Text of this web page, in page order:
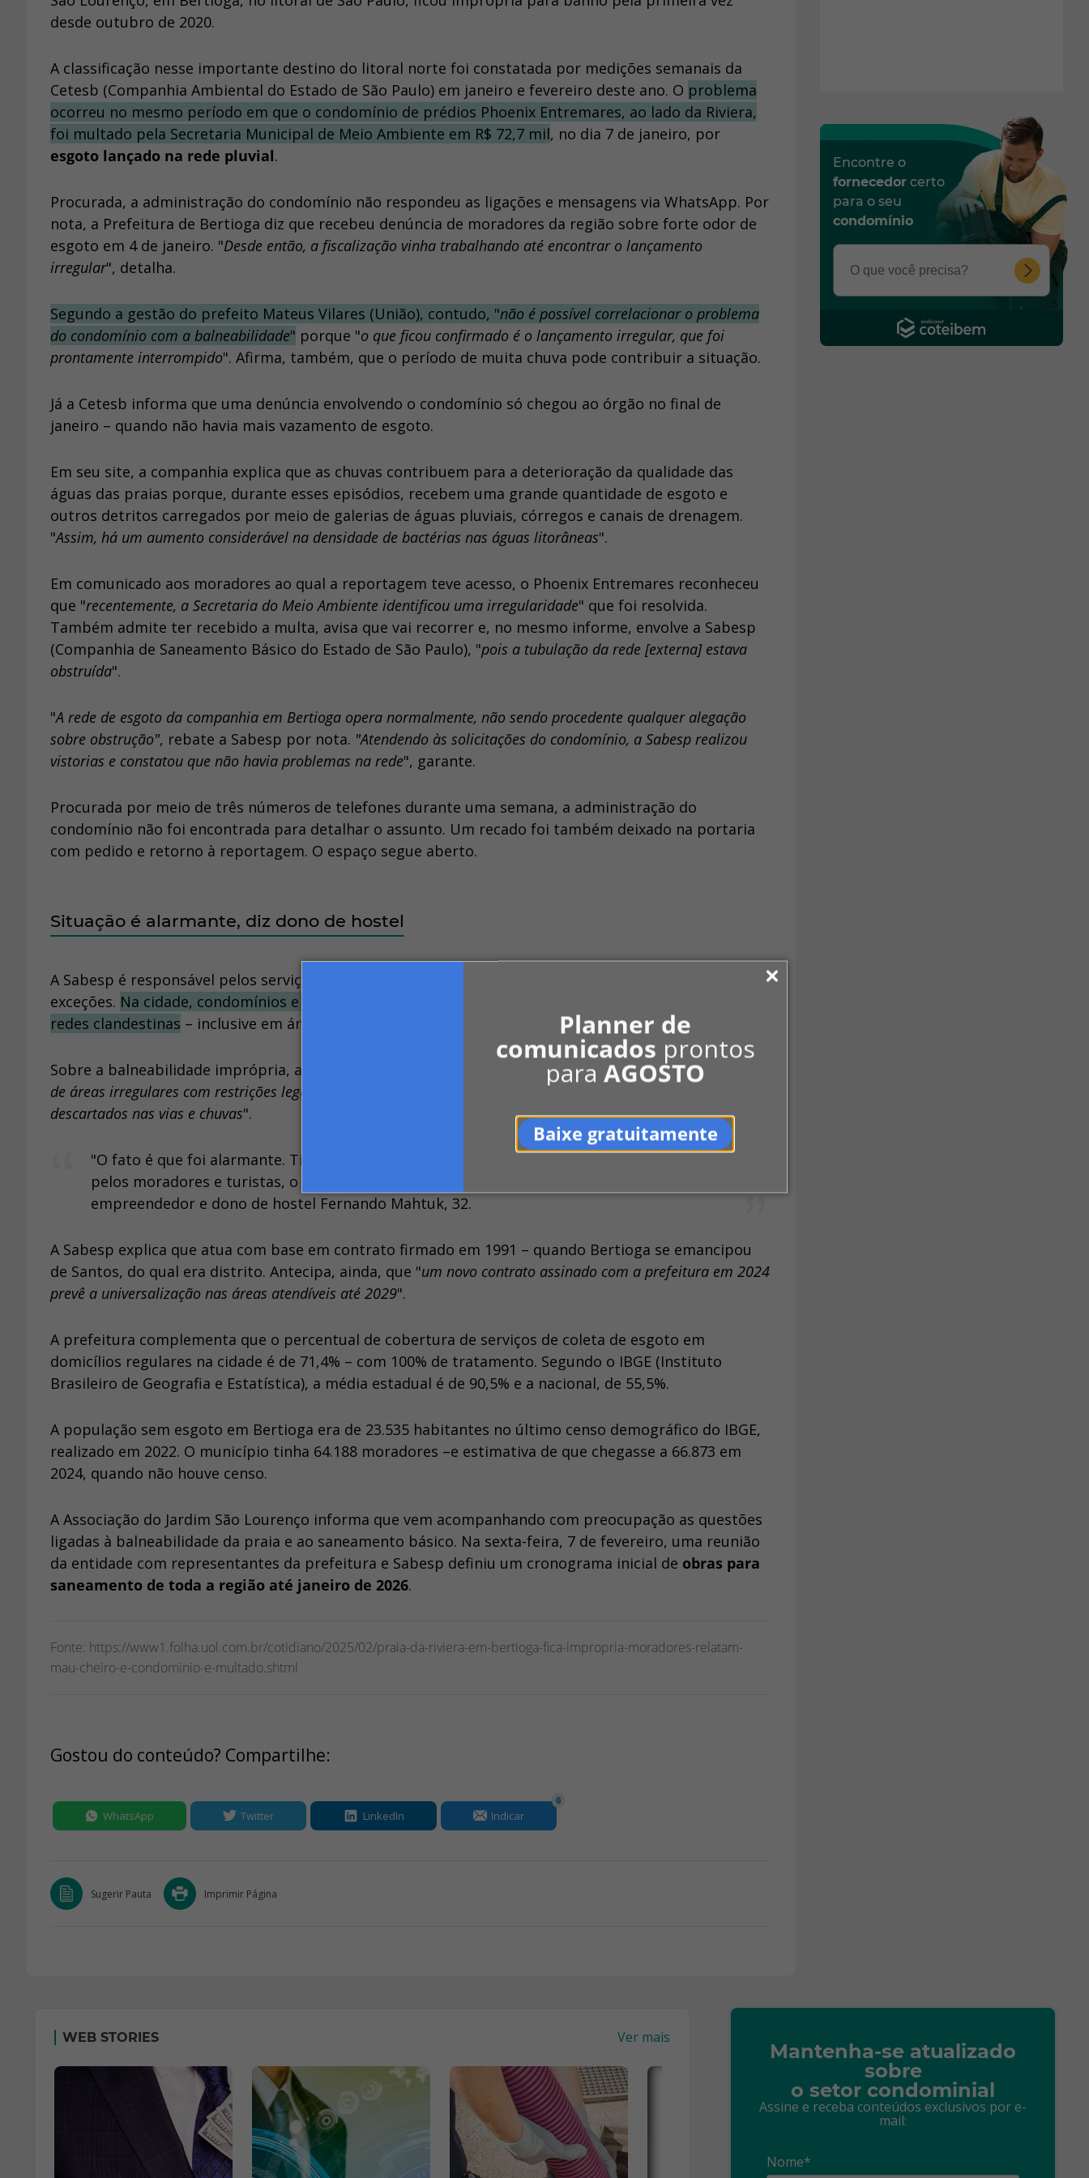
Planner de
comunicados prontos
paraAGOSTO
Baixe gratuitamente
desde outubro de 2020.
A classificação nesse importante destino do litoral norte foi constatada por medições semanais da
Cetesb (Companhia Ambiental do Estado de São Paulo) em janeiro e fevereiro deste ano. O problema
ocorreu no mesmo período em que o condomínio de prédios Phoenix Entremares, ao lado da Riviera,
foi multado pela Secretaria Municipal de Meio Ambiente em R$ 72,7 mil, no dia 7 de janeiro, por
esgoto lançado na rede pluvial.
Procurada, a administração do condomínio não respondeu as ligações e mensagens via WhatsApp. Por
nota, a Prefeitura de Bertioga diz que recebeu denúncia de moradores da região sobre forte odor de
esgoto em 4 de janeiro. "Desde então, a fiscalização vinha trabalhando até encontrar o lançamento
irregular", detalha.
Segundo a gestão do prefeito Mateus Vilares (União), contudo, "não é possível correlacionar o problema
do condomínio com a balneabilidade" porque "o que ficou confirmado é o lançamento irregular, que foi
prontamente interrompido". Afirma, também, que o período de muita chuva pode contribuir a situação.
Já a Cetesb informa que uma denúncia envolvendo o condomínio só chegou ao órgão no final de
janeiro – quando não havia mais vazamento de esgoto.
Em seu site, a companhia explica que as chuvas contribuem para a deterioração da qualidade das
águas das praias porque, durante esses episódios, recebem uma grande quantidade de esgoto e
outros detritos carregados por meio de galerias de águas pluviais, córregos e canais de drenagem.
"Assim, há um aumento considerável na densidade de bactérias nas águas litorâneas".
Em comunicado aos moradores ao qual a reportagem teve acesso, o Phoenix Entremares reconheceu
que "recentemente, a Secretaria do Meio Ambiente identificou uma irregularidade" que foi resolvida.
Também admite ter recebido a multa, avisa que vai recorrer e, no mesmo informe, envolve a Sabesp
(Companhia de Saneamento Básico do Estado de São Paulo), "pois a tubulação da rede [externa] estava
obstruída".
"A rede de esgoto da companhia em Bertioga opera normalmente, não sendo procedente qualquer alegação
sobre obstrução", rebate a Sabesp por nota. "Atendendo às solicitações do condomínio, a Sabesp realizou
vistorias e constatou que não havia problemas na rede", garante.
Procurada por meio de três números de telefones durante uma semana, a administração do
condomínio não foi encontrada para detalhar o assunto. Um recado foi também deixado na portaria
com pedido e retorno à reportagem. O espaço segue aberto.
Situação é alarmante, diz dono de hostel
A Sabesp é responsável pelos serviços de água e coleta e tratamento de esgoto, mas existem
exceções. Na cidade, condomínios e loteamentos particulares têm sistemas próprios. Além disso, há
redes clandestinas – inclusive em áreas com ocupações irregulares.
Sobre a balneabilidade imprópria, a Sabesp confirma que "
diversos fatores influenciam, como ocupação
de áreas irregulares com restrições legais para intervenções, poluição difusa causada pelo lixo e dejetos
descartados nas vias e chuvas".
"O fato é que foi alarmante. Tivemos , sem contar omau cheiro, reportado
pelos moradores e turistas, o que se converteu em insatisfação generalizada", resume o
empreendedor e dono de hostel Fernando Mahtuk, 32.
A Sabesp explica que atua com base em contrato firmado em 1991 – quando Bertioga se emancipou
de Santos, do qual era distrito. Antecipa, ainda, que "um novo contrato assinado com a prefeitura em 2024
prevê a universalização nas áreas atendíveis até 2029".
A prefeitura complementa que o percentual de cobertura de serviços de coleta de esgoto em
domicílios regulares na cidade é de 71,4% – com 100% de tratamento. Segundo o IBGE (Instituto
Brasileiro de Geografia e Estatística), a média estadual é de 90,5% e a nacional, de 55,5%.
A população sem esgoto em Bertioga era de 23.535 habitantes no último censo demográfico do IBGE,
realizado em 2022. O município tinha 64.188 moradores –e estimativa de que chegasse a 66.873 em
2024, quando não houve censo.
A Associação do Jardim São Lourenço informa que vem acompanhando com preocupação as questões
ligadas à balneabilidade da praia e ao saneamento básico. Na sexta-feira, 7 de fevereiro, uma reunião
da entidade com representantes da prefeitura e Sabesp definiu um cronograma inicial de obras para
saneamento de toda a região até janeiro de 2026.
Fonte: https://www1.folha.uol.com.br/cotidiano/2025/02/praia-da-riviera-em-bertioga-fica-impropria-moradores-relatam-
mau-cheiro-e-condominio-e-multado.shtml
Gostou do conteúdo? Compartilhe:
WhatsApp Twitter LinkedIn Indicar
0
Sugerir Pauta Imprimir Página
Encontre o
fornecedor certo
para o seu
condomínio
WEB STORIES Ver mais
Mantenha-se atualizado
sobre
o setor condominial
Assine e receba conteúdos exclusivos por e-
mail:
Nome*